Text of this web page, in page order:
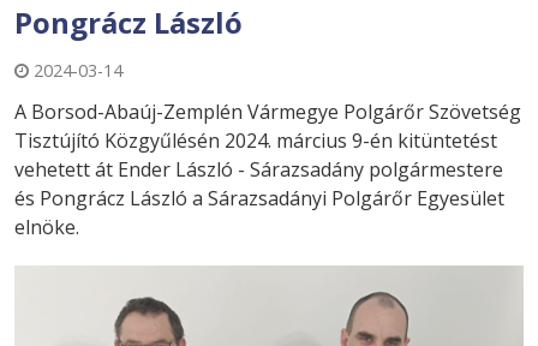
Pongrácz László
2024-03-14
A Borsod-Abaúj-Zemplén Vármegye Polgárőr Szövetség
Tisztújító Közgyűlésén 2024. március 9-én kitüntetést
vehetett át Ender László - Sárazsadány polgármestere
és Pongrácz László a Sárazsadányi Polgárőr Egyesület
elnöke.